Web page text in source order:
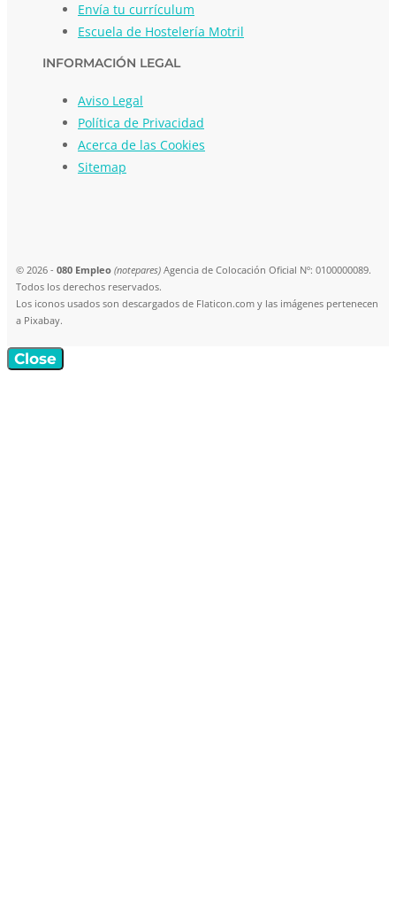
Envía tu currículum
Escuela de Hostelería Motril
INFORMACIÓN LEGAL
Aviso Legal
Política de Privacidad
Acerca de las Cookies
Sitemap
© 2026 - 080 Empleo (notepares) Agencia de Colocación Oficial Nº: 0100000089.
Todos los derechos reservados.
Los iconos usados son descargados de Flaticon.com y las imágenes pertenecen
a Pixabay.
Close